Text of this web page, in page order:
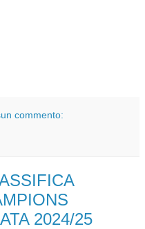
commento:
2024/25